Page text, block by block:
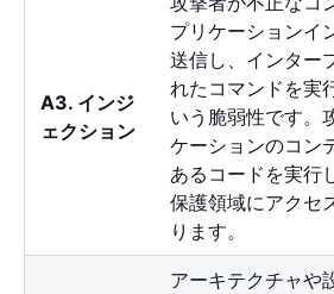
A3. インジ
ェクション
プリケーションイ
送信し、インター
れたコマンドを実
いう脆弱性です。
ケーションのコン
あるコードを実行
保護領域にアクセ
ります。
アーキテクチャや